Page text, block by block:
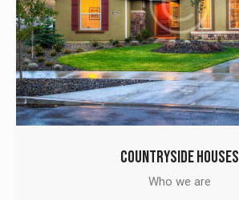
COUNTRYSIDE HOUSES
Who we are